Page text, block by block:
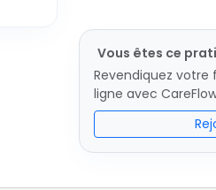
Vous êtes ce
Revendiquez
ligne avec